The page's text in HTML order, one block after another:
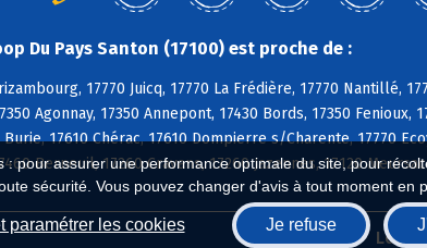
pour assurer une performance optimale du site, pour
sécurité. Vous pouvez changer d'avis à tout moment en
paramétrer les cookies Je refuse
Du Pays Santon (17100) est proche de :
17770 Juicq, 17770 La Frédière, 17770 Nantillé,
Agonnay, 17350 Annepont, 17430 Bords, 17350 Fenioux,
17610 Chérac, 17610 Dompierre s/Charente, 17770
Berneuil, 17260 Cravans, 17260 Jazennes, 17120 Meursac
Biocoop.fr Le